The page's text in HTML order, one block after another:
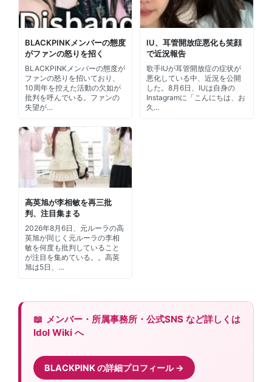
BLACKPINKメンバーの態度
がファンの怒りを招く
BLACKPINKメンバーの態度が
ファンの怒りを招いており、
10周年を控えた活動の欠如が
批判を呼んでいる。ファンの
失望が…
IU、耳管開放症悪化も笑顔
で近況報告
歌手IUが耳管開放症の症状が
悪化している中、近況を公開
した。8月6日、IUは自身の
Instagramに「こんにちは、お
久…
高英旭が李相敏を再三批
判、注目集まる
2026年8月6日、元ルーラの高
英旭が同じく元ルーラの李相
敏を何度も批判していること
が注目を集めている。。高英
旭は5日、…
メンバー・所属事務所・公式SNS など詳しくは
Idol Wiki へ
BLACKPINK の詳細プロフィール